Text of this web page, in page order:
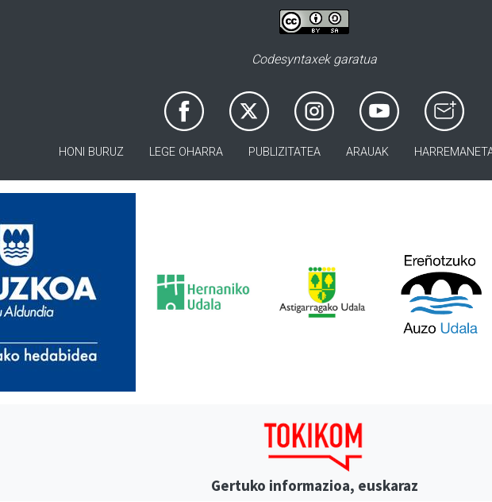
Codesyntaxek garatua
HONI BURUZ LEGE OHARRA PUBLIZITATEA ARAUAK
Gertuko informazioa, euskaraz